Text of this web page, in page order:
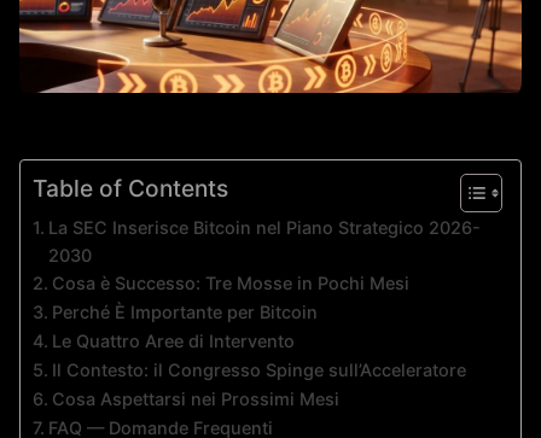
Table of Contents
La SEC Inserisce Bitcoin nel Piano Strategico 2026-
2030
Cosa è Successo: Tre Mosse in Pochi Mesi
Perché È Importante per Bitcoin
Le Quattro Aree di Intervento
Il Contesto: il Congresso Spinge sull’Acceleratore
Cosa Aspettarsi nei Prossimi Mesi
FAQ — Domande Frequenti